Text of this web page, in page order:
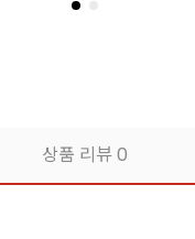
상품 리뷰0